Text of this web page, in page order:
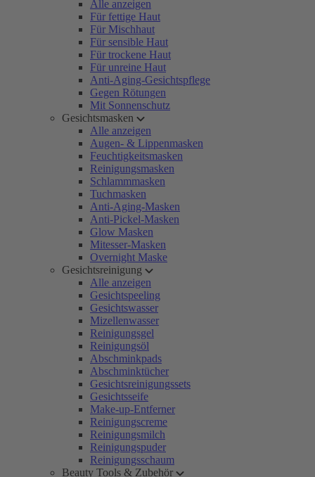
Alle anzeigen
Für fettige Haut
Für Mischhaut
Für sensible Haut
Für trockene Haut
Für unreine Haut
Anti-Aging-Gesichtspflege
Gegen Rötungen
Mit Sonnenschutz
Gesichtsmasken
Alle anzeigen
Augen- & Lippenmasken
Feuchtigkeitsmasken
Reinigungsmasken
Schlammmasken
Tuchmasken
Anti-Aging-Masken
Anti-Pickel-Masken
Glow Masken
Mitesser-Masken
Overnight Maske
Gesichtsreinigung
Alle anzeigen
Gesichtspeeling
Gesichtswasser
Mizellenwasser
Reinigungsgel
Reinigungsöl
Abschminkpads
Abschminktücher
Gesichtsreinigungssets
Gesichtsseife
Make-up-Entferner
Reinigungscreme
Reinigungsmilch
Reinigungspuder
Reinigungsschaum
Beauty Tools & Zubehör